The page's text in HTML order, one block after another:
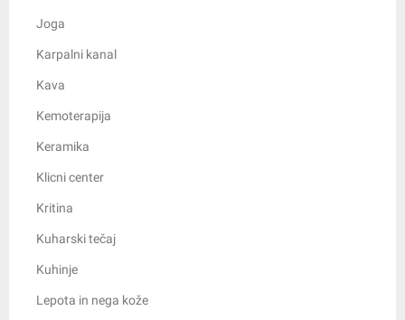
Joga
Karpalni kanal
Kava
Kemoterapija
Keramika
Klicni center
Kritina
Kuharski tečaj
Kuhinje
Lepota in nega kože